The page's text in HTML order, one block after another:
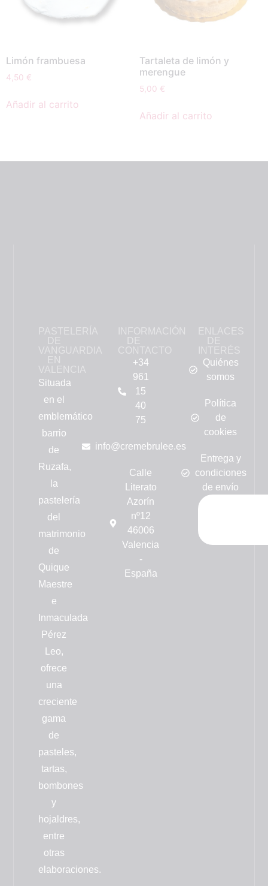
Limón frambuesa
4,50 €
Añadir al carrito
Tartaleta de limón y
merengue
5,00 €
Añadir al carrito
PASTELERÍA
DE
VANGUARDIA
EN
VALENCIA
Situada
en el
emblemático
barrio
de
Ruzafa,
la
pastelería
del
matrimonio
de
Quique
Maestre
e
Inmaculada
Pérez
Leo,
ofrece
una
creciente
gama
de
pasteles,
tartas,
bombones
y
hojaldres,
entre
otras
elaboraciones.
INFORMACIÓN
DE
CONTACTO
+34
961
15
40
75
info@cremebrulee.es
Calle
Literato
Azorín
nº12
46006
Valencia
-
España
ENLACES
DE
INTERÉS
Quiénes
somos
Política
de
cookies
Entrega y
condiciones
de envío